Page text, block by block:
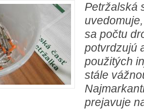
Petržalská
sa počtu
potvrdzujú
použitých
stále
prejavuje